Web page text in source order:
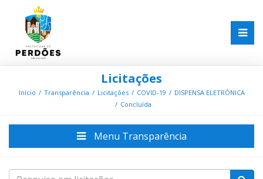
Licitações
Início Transparência Licitações COVID-19
DISPENSA ELETRÔNICA
Concluída
Menu Transparência